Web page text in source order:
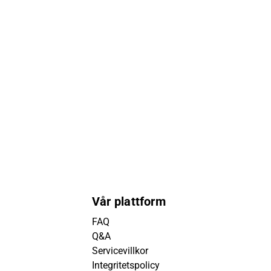
Vår plattform
FAQ
Q&A
Servicevillkor
Integritetspolicy